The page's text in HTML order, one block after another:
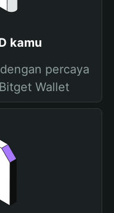
kamu
percaya
Wallet